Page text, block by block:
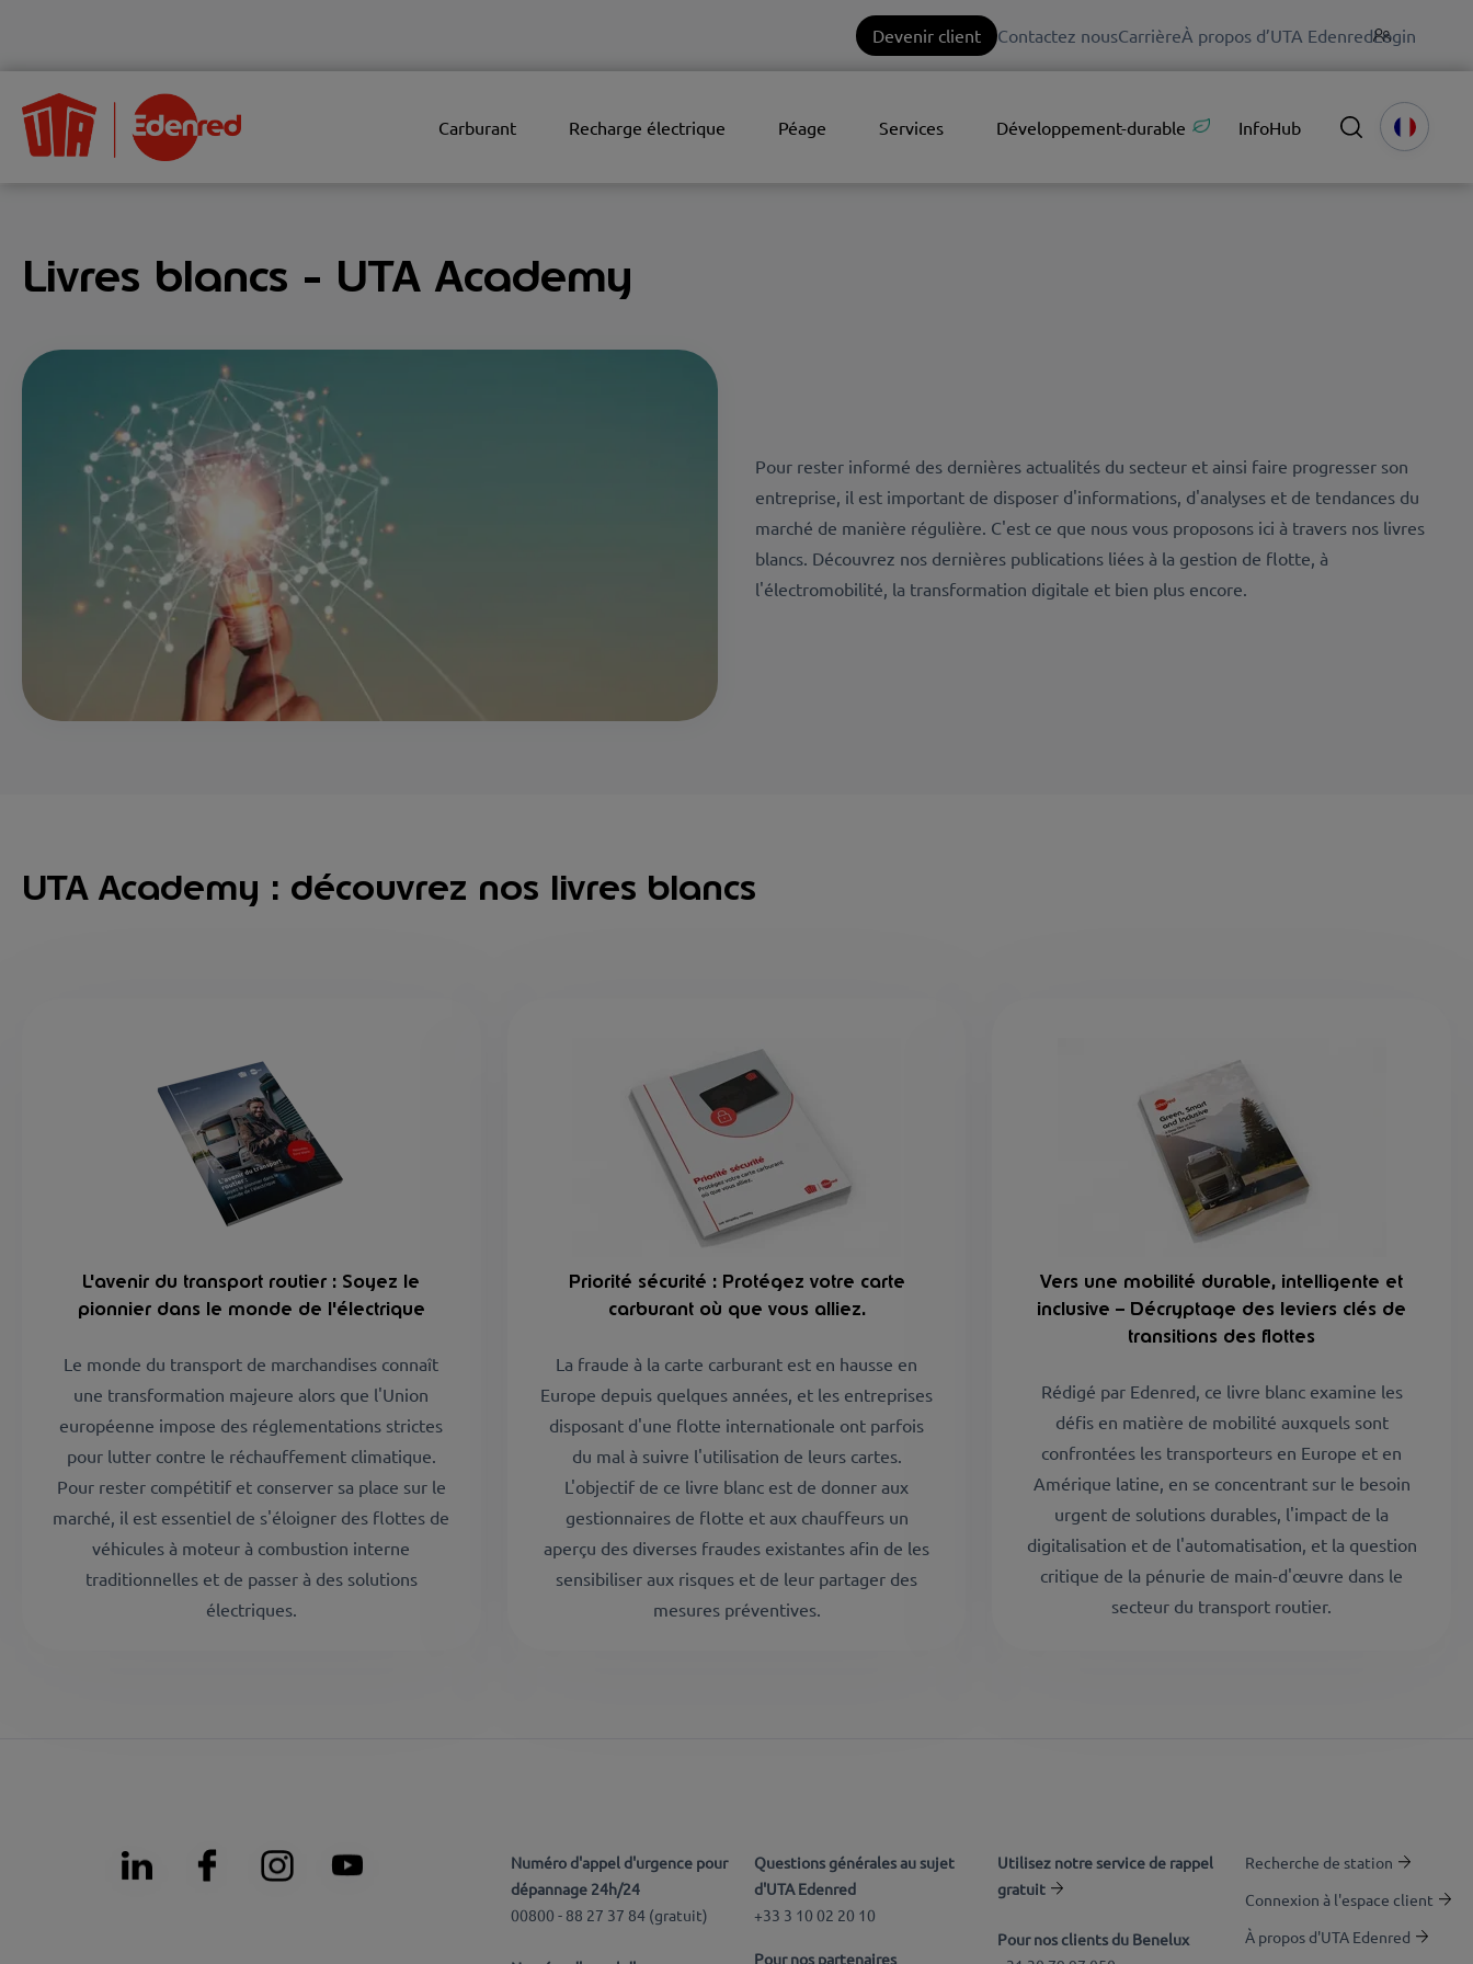
Devenir client Contactez nousCarrièreÀ propos d’UTA EdenredLogin
Carburant Recharge électrique Péage Services Développement-durable InfoHub
Livres blancs - UTA Academy
Pour rester informé des dernières actualités du secteur et ainsi faire progresser son
entreprise, il est important de disposer d'informations, d'analyses et de tendances du
marché de manière régulière. C'est ce que nous vous proposons ici à travers nos livres
blancs. Découvrez nos dernières publications liées à la gestion de flotte, à
l'électromobilité, la transformation digitale et bien plus encore.
UTA Academy : découvrez nos livres blancs
L'avenir du transport routier : Soyez le
pionnier dans le monde de l'électrique
Le monde du transport de marchandises connaît
une transformation majeure alors que l'Union
européenne impose des réglementations strictes
pour lutter contre le réchauffement climatique.
Pour rester compétitif et conserver sa place sur le
marché, il est essentiel de s'éloigner des flottes de
véhicules à moteur à combustion interne
traditionnelles et de passer à des solutions
électriques.
Priorité sécurité : Protégez votre carte
carburant où que vous alliez.
La fraude à la carte carburant est en hausse en
Europe depuis quelques années, et les entreprises
disposant d'une flotte internationale ont parfois
du mal à suivre l'utilisation de leurs cartes.
L'objectif de ce livre blanc est de donner aux
gestionnaires de flotte et aux chauffeurs un
aperçu des diverses fraudes existantes afin de les
sensibiliser aux risques et de leur partager des
mesures préventives.
Vers une mobilité durable, intelligente et
inclusive – Décryptage des leviers clés de
transitions des flottes
Rédigé par Edenred, ce livre blanc examine les
défis en matière de mobilité auxquels sont
confrontées les transporteurs en Europe et en
Amérique latine, en se concentrant sur le besoin
urgent de solutions durables, l'impact de la
digitalisation et de l'automatisation, et la question
critique de la pénurie de main-d'œuvre dans le
secteur du transport routier.
Numéro d'appel d'urgence pour
dépannage 24h/24
00800 - 88 27 37 84 (gratuit)
Questions générales au sujet
d'UTA Edenred
+33 3 10 02 20 10
Pour nos partenaires
Utilisez notre service de rappel
gratuit
Pour nos clients du Benelux
Recherche de station
Connexion à l'espace client
À propos d'UTA Edenred